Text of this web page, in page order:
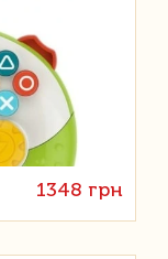
1348 грн